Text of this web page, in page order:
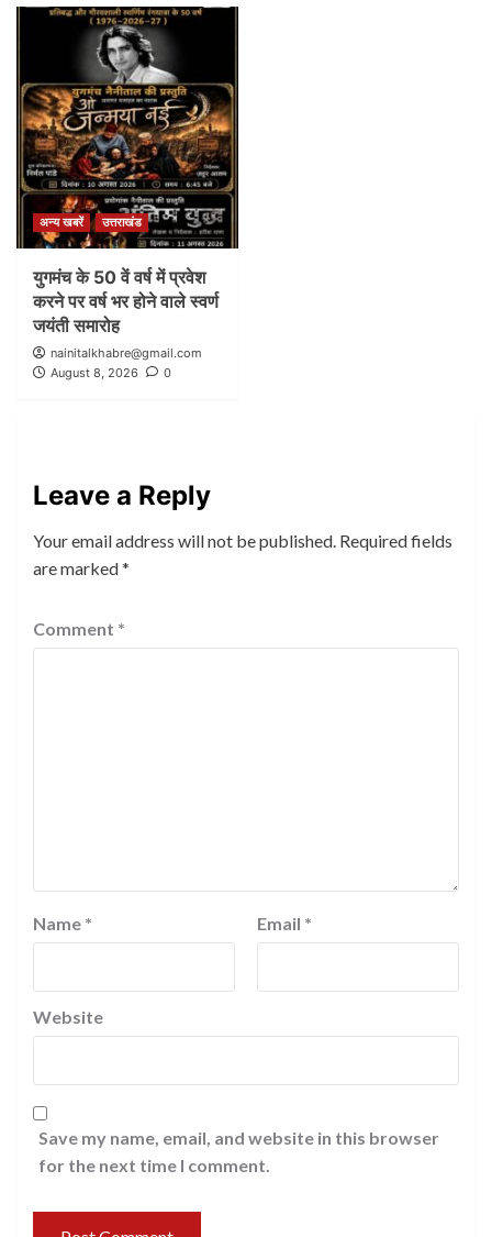
अन्य खबरें उत्तराखंड
युगमंच के 50 वें वर्ष में प्रवेश
करने पर वर्ष भर होने वाले स्वर्ण
जयंती समारोह
nainitalkhabre@gmail.com
August 8, 2026
0
Leave a Reply
Your email address will not be published. Required fields
are marked*
Comment *
Name * Email *
Website
Save my name, email, and website in this browser
for the next time I comment.